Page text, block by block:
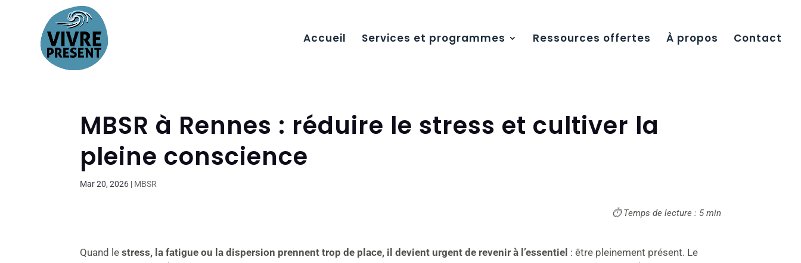
Accueil Services et programmes Ressources offertes À propos Contact
MBSR à Rennes : réduire le stress et cultiver la
pleine conscience
Mar 20, 2026 | MBSR
⏱ Temps de lecture : 5 min
Quand lestress, la fatigue ou la dispersion prennent trop de place, il devient urgent de revenir à l’essentiel : être pleinement présent. Le